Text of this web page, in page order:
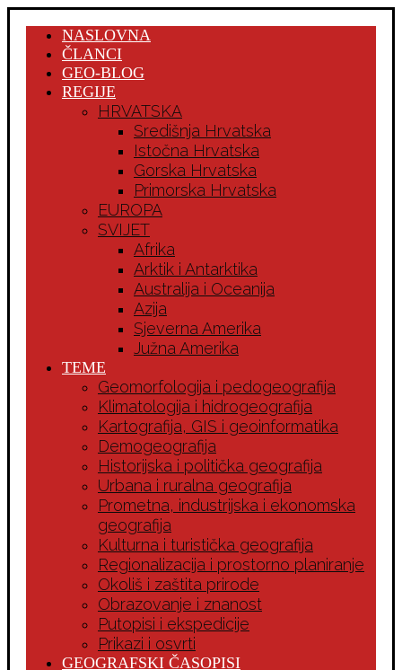
NASLOVNA
ČLANCI
GEO-BLOG
REGIJE
HRVATSKA
Središnja Hrvatska
Istočna Hrvatska
Gorska Hrvatska
Primorska Hrvatska
EUROPA
SVIJET
Afrika
Arktik i Antarktika
Australija i Oceanija
Azija
Sjeverna Amerika
Južna Amerika
TEME
Geomorfologija i pedogeografija
Klimatologija i hidrogeografija
Kartografija, GIS i geoinformatika
Demogeografija
Historijska i politička geografija
Urbana i ruralna geografija
Prometna, industrijska i ekonomska
geografija
Kulturna i turistička geografija
Regionalizacija i prostorno planiranje
Okoliš i zaštita prirode
Obrazovanje i znanost
Putopisi i ekspedicije
Prikazi i osvrti
GEOGRAFSKI ČASOPISI